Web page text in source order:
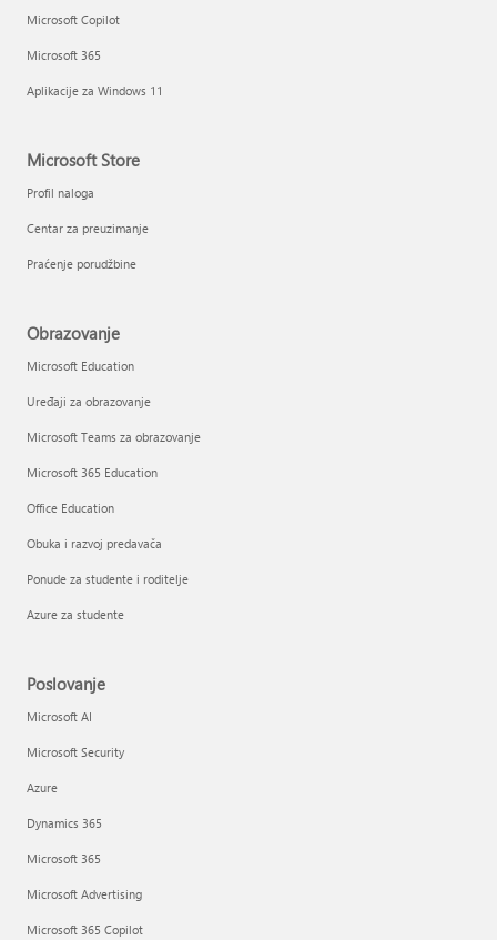
Microsoft Copilot
Microsoft 365
Aplikacije za Windows 11
Microsoft Store
Profil naloga
Centar za preuzimanje
Praćenje porudžbine
Obrazovanje
Microsoft Education
Uređaji za obrazovanje
Microsoft Teams za obrazovanje
Microsoft 365 Education
Office Education
Obuka i razvoj predavača
Ponude za studente i roditelje
Azure za studente
Poslovanje
Microsoft AI
Microsoft Security
Azure
Dynamics 365
Microsoft 365
Microsoft Advertising
Microsoft 365 Copilot